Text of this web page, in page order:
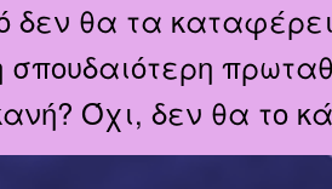
δεν θα τα
Όχι, δεν θα το